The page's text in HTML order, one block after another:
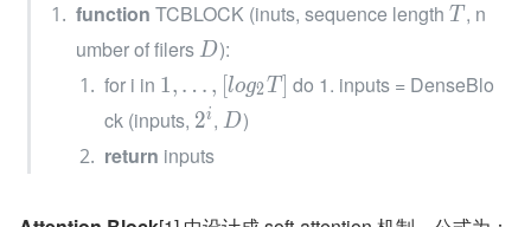
function TCBLOCK (inuts, sequence length T , n
umber of filers D):
for i in 1, … , [log2T ] do 1. inputs = DenseBlo
ck (inputs, 2i , D)
return inputs